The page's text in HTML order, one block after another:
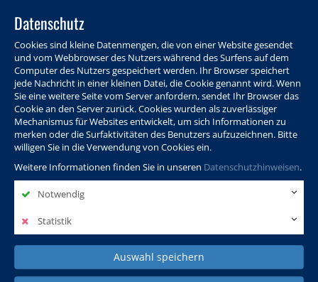
Datenschutz
Cookies sind kleine Datenmengen, die von einer Website gesendet
und vom Webbrowser des Nutzers während des Surfens auf dem
Computer des Nutzers gespeichert werden. Ihr Browser speichert
jede Nachricht in einer kleinen Datei, die Cookie genannt wird. Wenn
Sie eine weitere Seite vom Server anfordern, sendet Ihr Browser das
Cookie an den Server zurück. Cookies wurden als zuverlässiger
Mechanismus für Websites entwickelt, um sich Informationen zu
merken oder die Surfaktivitäten des Benutzers aufzuzeichnen. Bitte
willigen Sie in die Verwendung von Cookies ein.
Weitere Informationen finden Sie in unseren Datenschutzhinweisen.
Notwendig
Statistik
Auswahl speichern
Programm Info & Service Aktuelles Warenkorb Login
Ansprechpersonen Kontakt Sitemap
Politik, Wissenschaft &
Internationales
Beruf, IT & Digitales